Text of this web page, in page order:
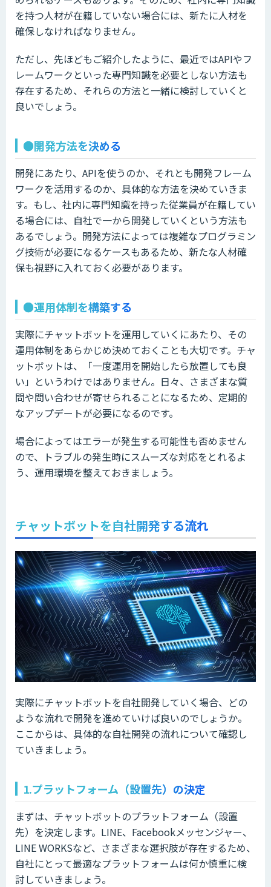
を持つ人材が在籍していない場合には、新たに人材を
確保しなければなりません。
ただし、先ほどもご紹介したように、最近ではAPIやフ
レームワークといった専門知識を必要としない方法も
存在するため、それらの方法と一緒に検討していくと
良いでしょう。
●開発方法を決める
開発にあたり、APIを使うのか、それとも開発フレーム
ワークを活用するのか、具体的な方法を決めていきま
す。もし、社内に専門知識を持った従業員が在籍してい
る場合には、自社で一から開発していくという方法も
あるでしょう。開発方法によっては複雑なプログラミン
グ技術が必要になるケースもあるため、新たな人材確
保も視野に入れておく必要があります。
●運用体制を構築する
実際にチャットボットを運用していくにあたり、その
運用体制をあらかじめ決めておくことも大切です。チャ
ットボットは、「一度運用を開始したら放置しても良
い」というわけではありません。日々、さまざまな質
問や問い合わせが寄せられることになるため、定期的
なアップデートが必要になるのです。
場合によってはエラーが発生する可能性も否めません
ので、トラブルの発生時にスムーズな対応をとれるよ
う、運用環境を整えておきましょう。
チャットボットを自社開発する流れ
実際にチャットボットを自社開発していく場合、どの
ような流れで開発を進めていけば良いのでしょうか。
ここからは、具体的な自社開発の流れについて確認し
ていきましょう。
1.プラットフォーム（設置先）の決定
まずは、チャットボットのプラットフォーム（設置
先）を決定します。LINE、Facebookメッセンジャー、
LINE WORKSなど、さまざまな選択肢が存在するため、
自社にとって最適なプラットフォームは何か慎重に検
討していきましょう。